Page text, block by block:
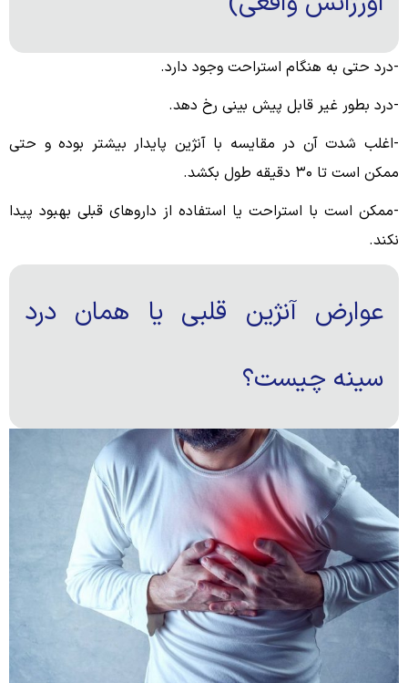
-درد حتی به هنگام استراحت وجود دارد.
-درد بطور غیر قابل پیش بینی رخ دهد.
-اغلب شدت آن در مقایسه با آنژین پایدار بیشتر بوده و حتی
ممکن است تا ۳۰ دقیقه طول بکشد.
-ممکن است با استراحت یا استفاده از داروهای قبلی بهبود پیدا
نکند.
عوارض آنژین قلبی یا همان درد
سینه چیست؟